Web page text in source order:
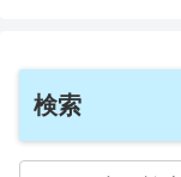
検索